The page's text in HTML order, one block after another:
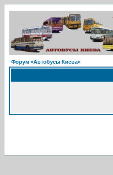
Форум «Автобусы Киева»